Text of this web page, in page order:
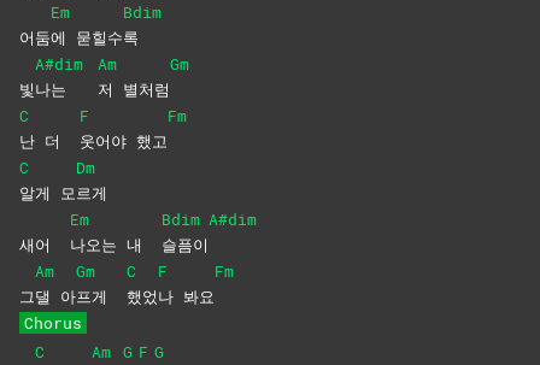
어둠
Em
에 묻힐수
Bdim
록
빛
A#dim
나는
Am
저 별처럼
Gm
C
난 더
F
웃어야 했고
Fm
C
알게 모
Dm
르게
새어
Em
나오는 내
Bdim
슬픔이
A#dim
그
Am
댈 아
Gm
프게
C
했었
F
나 봐요
Fm
Chorus
C
Am G F G